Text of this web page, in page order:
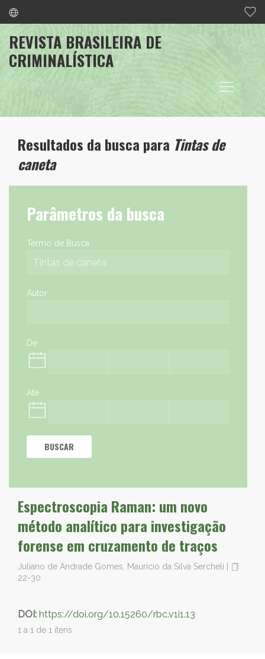
REVISTA BRASILEIRA DE
CRIMINALÍSTICA
Resultados da busca para Tintas de
caneta
Parâmetros da busca
Termo de Busca
Autor
De
Até
BUSCAR
Espectroscopia Raman: um novo
método analítico para investigação
forense em cruzamento de traços
Juliano de Andrade Gomes, Maurício da Silva Sercheli
22-30
DOI: https://doi.org/10.15260/rbc.v1i1.13
1 a 1 de 1 itens